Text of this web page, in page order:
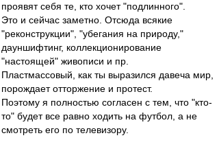
проявят себя те, кто хочет "подлинного".
Это и сейчас заметно. Отсюда всякие
"реконструкции", "убегания на природу,"
дауншифтинг, коллекционирование
"настоящей" живописи и пр.
Пластмассовый, как ты выразился давеча мир,
порождает отторжение и протест.
Поэтому я полностью согласен с тем, что "кто-
то" будет все равно ходить на футбол, а не
смотреть его по телевизору.